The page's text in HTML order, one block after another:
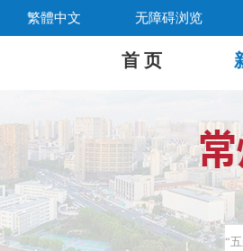
繁體中文 无障碍浏览
首 页